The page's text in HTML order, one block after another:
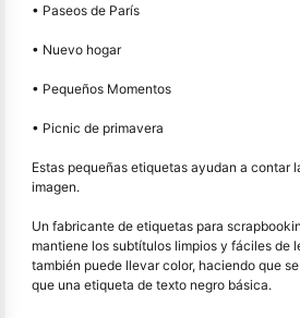
• Paseos de París
• Nuevo hogar
• Pequeños Momentos
• Picnic de primavera
Estas pequeñas etiquetas ayudan a contar
imagen.
Un fabricante de etiquetas para
mantiene los subtítulos limpios y fáciles de
también puede llevar color, haciendo que
que una etiqueta de texto negro básica.